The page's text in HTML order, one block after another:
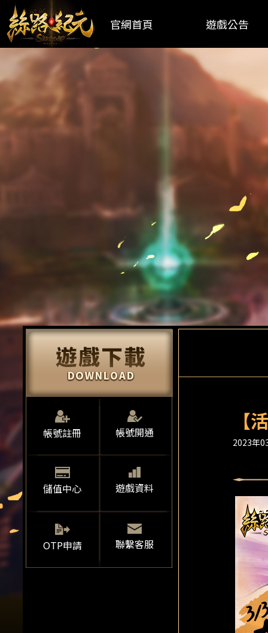
官網首頁 遊戲公告
帳號註冊 帳號開通
儲值中心 遊戲資料
OTP申請 聯繫客服
【
2023年